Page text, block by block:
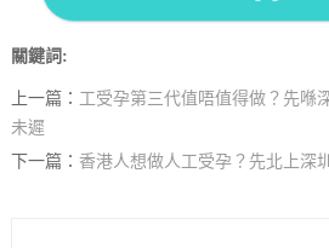
關鍵詞:
上一篇：
工受孕第三代值唔值得做？先喺
未遲
下一篇： 香港人想做人工受孕？先北上深